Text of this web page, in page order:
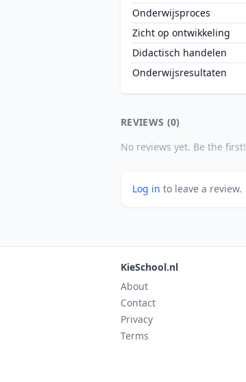
Onderwijsproces
Zicht op ontwikkeling
Didactisch handelen
Onderwijsresultaten
REVIEWS (0)
No reviews yet. Be the first!
Log in to leave a review.
KieSchool.nl
About
Contact
Privacy
Terms